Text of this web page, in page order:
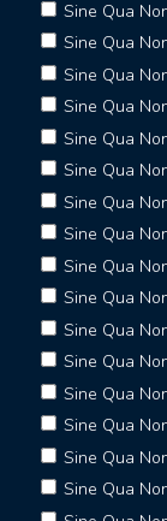
Sine Qua
Sine Qua
Sine Qua
Sine Qua
Sine Qua
Sine Qua
Sine Qua
Sine Qua
Sine Qua
Sine Qua
Sine Qua
Sine Qua
Sine Qua
Sine Qua
Sine Qua
Sine Qua